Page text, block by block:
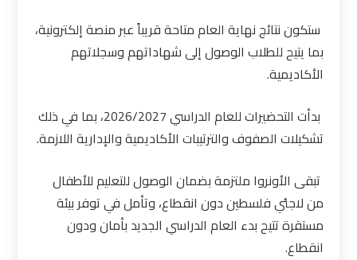
ستكون نتائج نهاية العام متاحة قريباً عبر منصة إلكترونية،
بما يتيح للطلاب الوصول إلى شهاداتهم وسجلاتهم
الأكاديمية.
بدأت التحضيرات للعام الدراسي 2026/2027، بما في ذلك
تشكيلات الصفوف والترتيبات الأكاديمية والإدارية اللازمة.
تبقى الأونروا ملتزمة بضمان الوصول للتعليم للأطفال
من لاجئي فلسطين دون انقطاع، وتأمل في توفر بيئة
مستقرة تتيح بدء العام الدراسي الجديد بأمان ودون
انقطاع.